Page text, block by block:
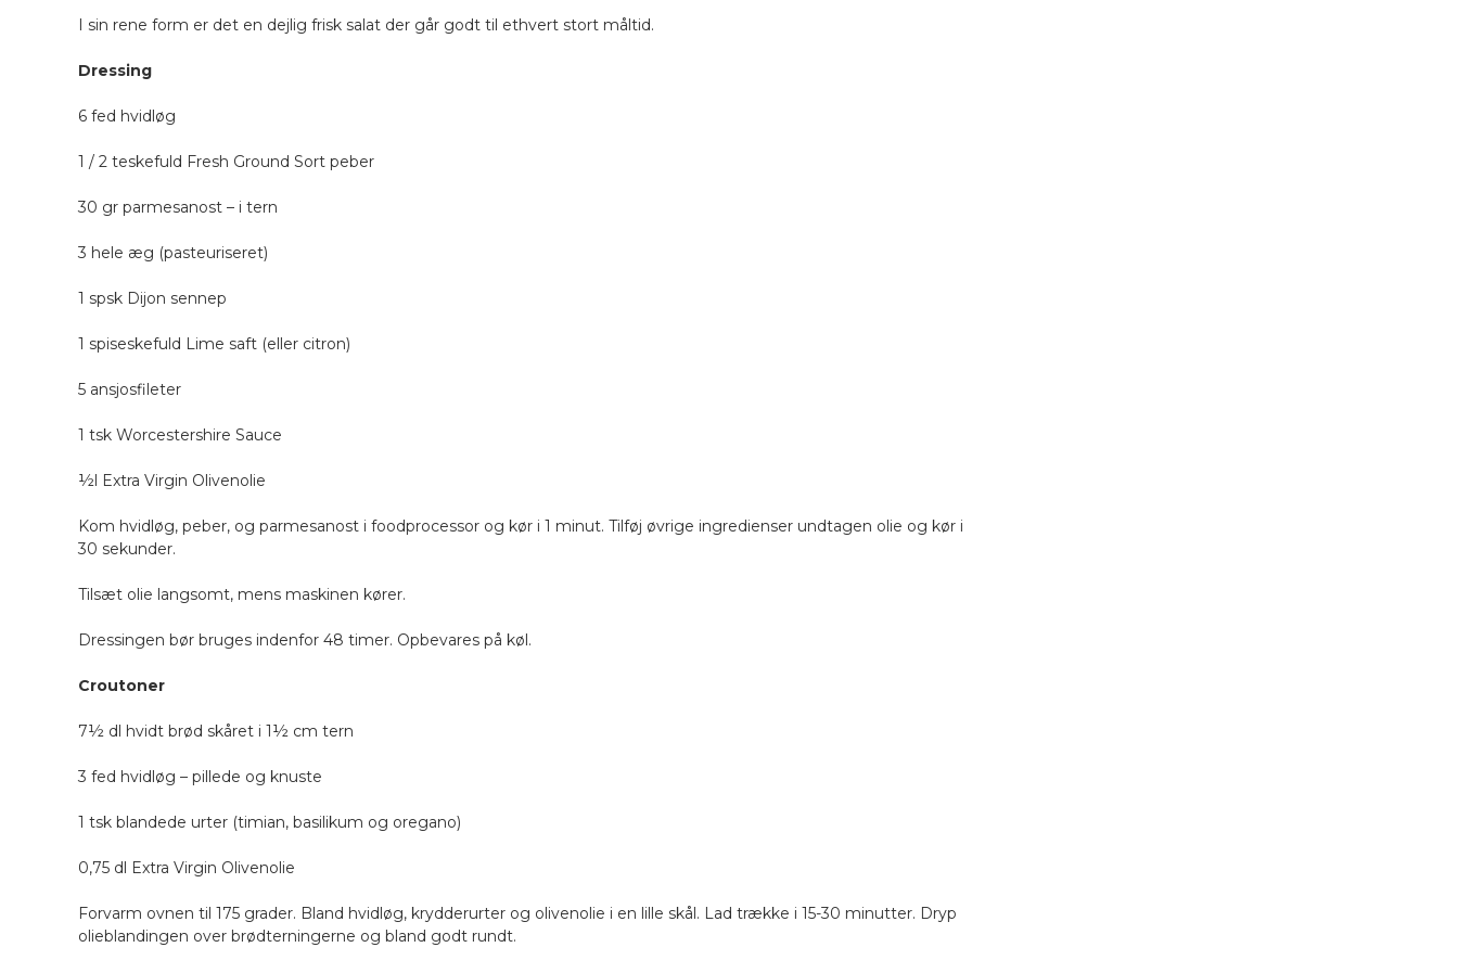
I sin rene form er det en dejlig frisk salat der går godt til ethvert stort måltid.
Dressing
6 fed hvidløg
1 / 2 teskefuld Fresh Ground Sort peber
30 gr parmesanost – i tern
3 hele æg (pasteuriseret)
1 spsk Dijon sennep
1 spiseskefuld Lime saft (eller citron)
5 ansjosfileter
1 tsk Worcestershire Sauce
½l Extra Virgin Olivenolie
Kom hvidløg, peber, og parmesanost i foodprocessor og kør i 1 minut. Tilføj øvrige ingredienser undtagen olie og kør i
30 sekunder.
Tilsæt olie langsomt, mens maskinen kører.
Dressingen bør bruges indenfor 48 timer. Opbevares på køl.
Croutoner
7½ dl hvidt brød skåret i 1½ cm tern
3 fed hvidløg – pillede og knuste
1 tsk blandede urter (timian, basilikum og oregano)
0,75 dl Extra Virgin Olivenolie
Forvarm ovnen til 175 grader. Bland hvidløg, krydderurter og olivenolie i en lille skål. Lad trække i 15-30 minutter. Dryp
olieblandingen over brødterningerne og bland godt rundt.